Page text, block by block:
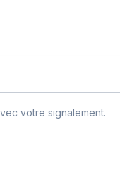
votre signalement.